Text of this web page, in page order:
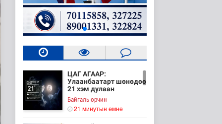
ЦАГ АГААР:
Улаанбаатарт шөнөдөө
21 хэм дулаан
Байгаль орчин
21 минутын өмнө